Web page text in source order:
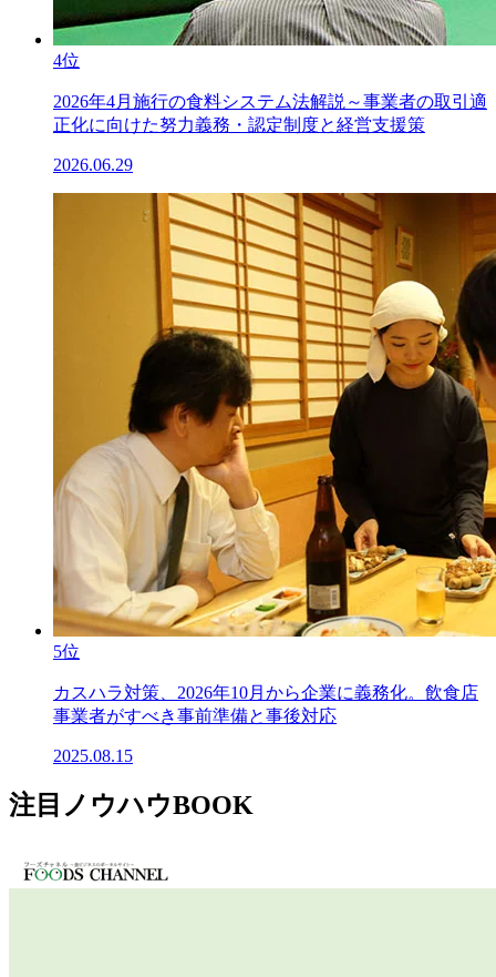
4位
2026年4月施行の食料システム法解説～事業者の取引適
正化に向けた努力義務・認定制度と経営支援策
2026.06.29
5位
カスハラ対策、2026年10月から企業に義務化。飲食店
事業者がすべき事前準備と事後対応
2025.08.15
注目ノウハウBOOK